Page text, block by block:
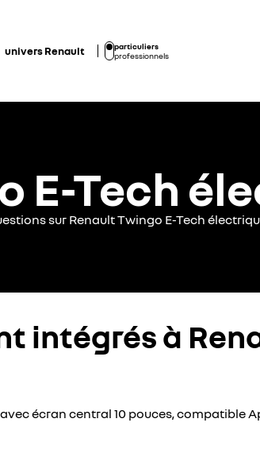
univers Renault
particuliers
professionnels
E-Tech
sur Renault Twingo E-Tech
intégrés à
écran central 10 pouces, compatible